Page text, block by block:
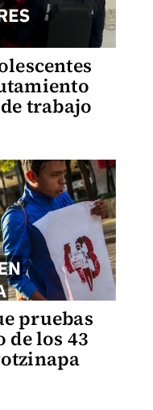
trabajo
pruebas
de los 43